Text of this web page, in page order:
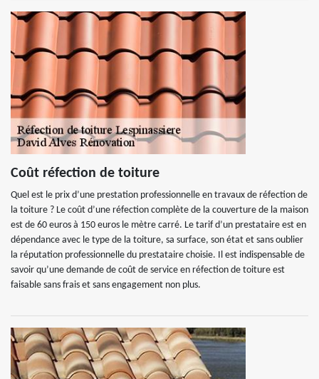
Coût réfection de toiture
Quel est le prix d’une prestation professionnelle en travaux de réfection de
la toiture ? Le coût d’une réfection complète de la couverture de la maison
est de 60 euros à 150 euros le mètre carré. Le tarif d’un prestataire est en
dépendance avec le type de la toiture, sa surface, son état et sans oublier
la réputation professionnelle du prestataire choisie. Il est indispensable de
savoir qu’une demande de coût de service en réfection de toiture est
faisable sans frais et sans engagement non plus.